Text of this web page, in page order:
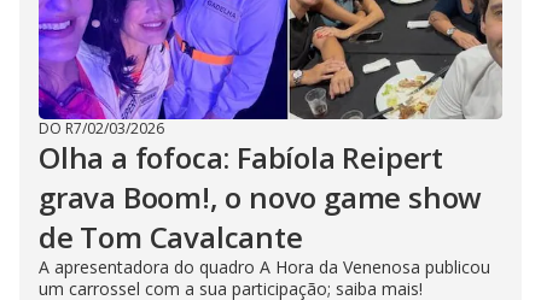
DO R7/02/03/2026
Olha a fofoca: Fabíola Reipert
grava Boom!, o novo game show
de Tom Cavalcante
A apresentadora do quadro A Hora da Venenosa publicou
um carrossel com a sua participação; saiba mais!